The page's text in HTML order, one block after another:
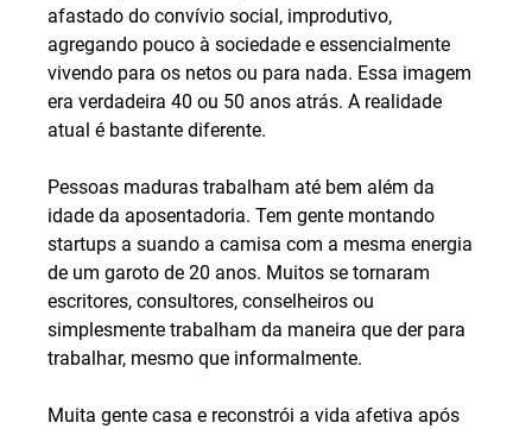
afastado do convívio social, improdutivo,
agregando pouco à sociedade e essencialmente
vivendo para os netos ou para nada. Essa imagem
era verdadeira 40 ou 50 anos atrás. A realidade
atual é bastante diferente.
Pessoas maduras trabalham até bem além da
idade da aposentadoria. Tem gente montando
startups a suando a camisa com a mesma energia
de um garoto de 20 anos. Muitos se tornaram
escritores, consultores, conselheiros ou
simplesmente trabalham da maneira que der para
trabalhar, mesmo que informalmente.
Muita gente casa e reconstrói a vida afetiva após